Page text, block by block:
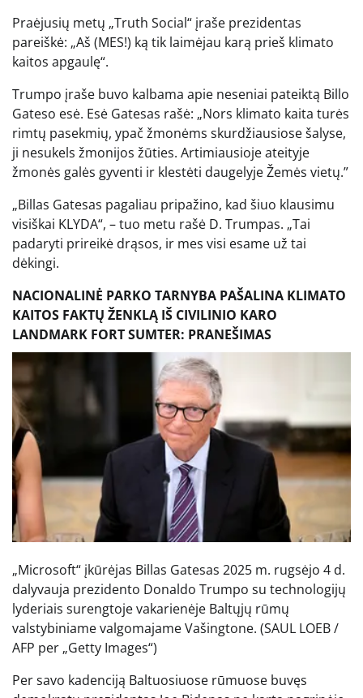
Praėjusių metų „Truth Social“ įraše prezidentas
pareiškė: „Aš (MES!) ką tik laimėjau karą prieš klimato
kaitos apgaulę“.
Trumpo įraše buvo kalbama apie neseniai pateiktą Billo
Gateso esė. Esė Gatesas rašė: „Nors klimato kaita turės
rimtų pasekmių, ypač žmonėms skurdžiausiose šalyse,
ji nesukels žmonijos žūties. Artimiausioje ateityje
žmonės galės gyventi ir klestėti daugelyje Žemės vietų.”
„Billas Gatesas pagaliau pripažino, kad šiuo klausimu
visiškai KLYDA“, – tuo metu rašė D. Trumpas. „Tai
padaryti prireikė drąsos, ir mes visi esame už tai
dėkingi.
NACIONALINĖ PARKO TARNYBA PAŠALINA KLIMATO
KAITOS FAKTŲ ŽENKLĄ IŠ CIVILINIO KARO
LANDMARK FORT SUMTER: PRANEŠIMAS
„Microsoft“ įkūrėjas Billas Gatesas 2025 m. rugsėjo 4 d.
dalyvauja prezidento Donaldo Trumpo su technologijų
lyderiais surengtoje vakarienėje Baltųjų rūmų
valstybiniame valgomajame Vašingtone. (SAUL LOEB /
AFP per „Getty Images“)
Per savo kadenciją Baltuosiuose rūmuose buvęs